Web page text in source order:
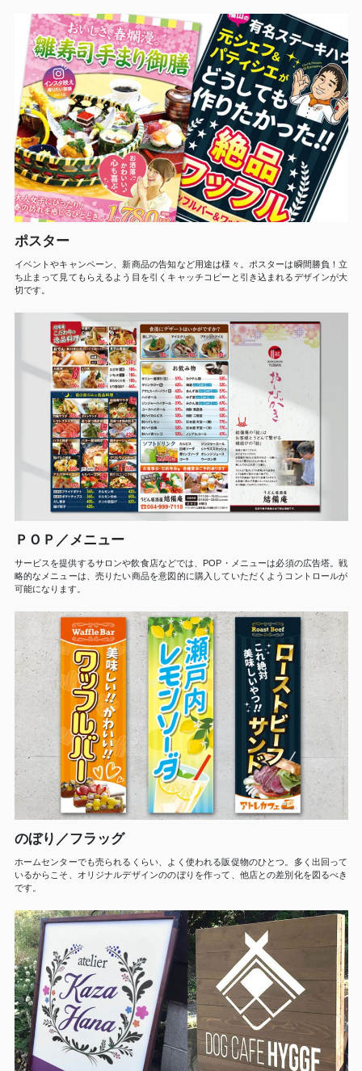
ポスター
イベントやキャンペーン、新商品の告知など用途は様々。ポスターは瞬間勝負！立
ち止まって見てもらえるよう目を引くキャッチコピーと引き込まれるデザインが大
切です。
ＰＯＰ／メニュー
サービスを提供するサロンや飲食店などでは、POP・メニューは必須の広告塔。戦
略的なメニューは、売りたい商品を意図的に購入していただくようコントロールが
可能になります。
のぼり／フラッグ
ホームセンターでも売られるくらい、よく使われる販促物のひとつ。多く出回って
いるからこそ、オリジナルデザインののぼりを作って、他店との差別化を図るべき
です。